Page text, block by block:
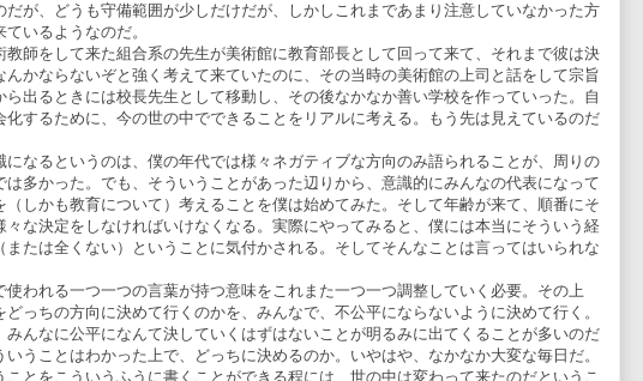
だが、どうも守備範囲が少しだけだが、しかしこれまであまり注意していなかった方
いるようなのだ。
教師をして来た組合系の先生が美術館に教育部長として回って来て、それまで彼は決
んかならないぞと強く考えて来ていたのに、その当時の美術館の上司と話をして宗旨
ら出るときには校長先生として移動し、その後なかなか善い学校を作っていった。自
化するために、今の世の中でできることをリアルに考える。もう先は見えているのだ
になるというのは、僕の年代では様々ネガティブな方向のみ語られることが、周りの
は多かった。でも、そういうことがあった辺りから、意識的にみんなの代表になって
（しかも教育について）考えることを僕は始めてみた。そして年齢が来て、順番にそ
々な決定をしなければいけなくなる。実際にやってみると、僕には本当にそういう経
または全くない）ということに気付かされる。そしてそんなことは言ってはいられな
使われる一つ一つの言葉が持つ意味をこれまた一つ一つ調整していく必要。その上
どっちの方向に決めて行くのかを、みんなで、不公平にならないように決めて行く。
みんなに公平になんて決していくはずはないことが明るみに出てくることが多いのだ
いうことはわかった上で、どっちに決めるのか。いやはや、なかなか大変な毎日だ。
ことをこういうふうに書くことができる程には、世の中は変わって来たのだというこ